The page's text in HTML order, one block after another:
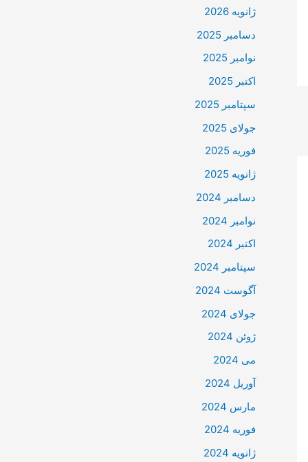
ژانویه 2026
دسامبر 2025
نوامبر 2025
اکتبر 2025
سپتامبر 2025
جولای 2025
فوریه 2025
ژانویه 2025
دسامبر 2024
نوامبر 2024
اکتبر 2024
سپتامبر 2024
آگوست 2024
جولای 2024
ژوئن 2024
می 2024
آوریل 2024
مارس 2024
فوریه 2024
ژانویه 2024